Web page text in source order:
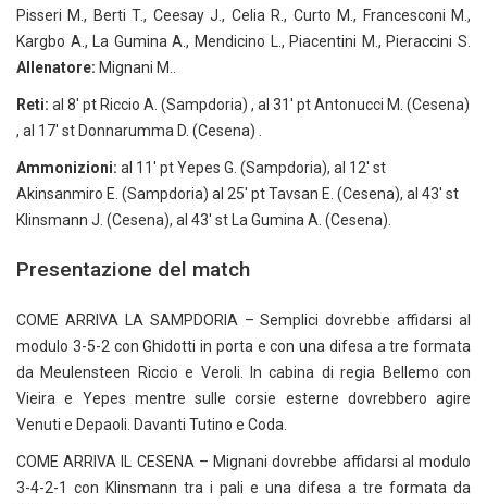
Pisseri M., Berti T., Ceesay J., Celia R., Curto M., Francesconi M.,
Kargbo A., La Gumina A., Mendicino L., Piacentini M., Pieraccini S.
Allenatore: Mignani M..
Reti: al 8′ pt Riccio A. (Sampdoria) , al 31′ pt Antonucci M. (Cesena)
, al 17′ st Donnarumma D. (Cesena) .
Ammonizioni: al 11′ pt Yepes G. (Sampdoria), al 12′ st
Akinsanmiro E. (Sampdoria) al 25′ pt Tavsan E. (Cesena), al 43′ st
Klinsmann J. (Cesena), al 43′ st La Gumina A. (Cesena).
Presentazione del match
COME ARRIVA LA SAMPDORIA – Semplici dovrebbe affidarsi al
modulo 3-5-2 con Ghidotti in porta e con una difesa a tre formata
da Meulensteen Riccio e Veroli. In cabina di regia Bellemo con
Vieira e Yepes mentre sulle corsie esterne dovrebbero agire
Venuti e Depaoli. Davanti Tutino e Coda.
COME ARRIVA IL CESENA – Mignani dovrebbe affidarsi al modulo
3-4-2-1 con Klinsmann tra i pali e una difesa a tre formata da